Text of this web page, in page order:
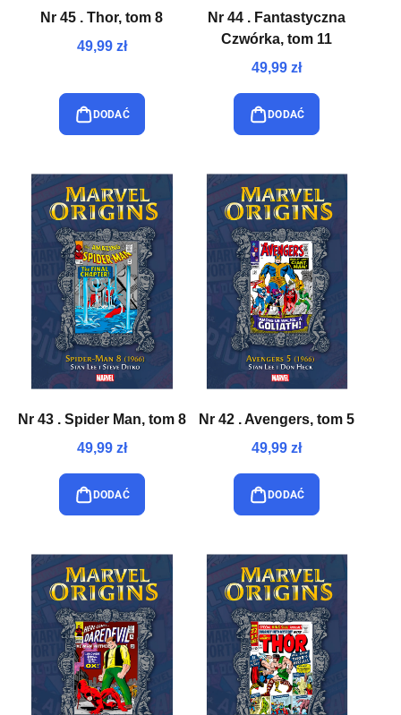
Nr 45 . Thor, tom 8
49,99 zł
DODAĆ
Nr 44 . Fantastyczna
Czwórka, tom 11
49,99 zł
DODAĆ
Nr 43 . Spider Man, tom 8
49,99 zł
DODAĆ
Nr 42 . Avengers, tom 5
49,99 zł
DODAĆ